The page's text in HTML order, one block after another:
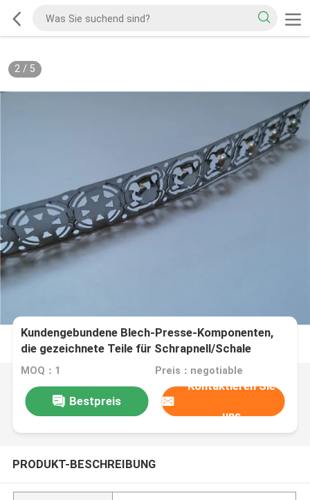
2/ 5
Kundengebundene Blech-Presse-Komponenten,
die gezeichnete Teile für Schrapnell/Schale
löschen
MOQ：1 Preis：negotiable
Bestpreis
Kontaktieren Sie
uns
PRODUKT-BESCHREIBUNG